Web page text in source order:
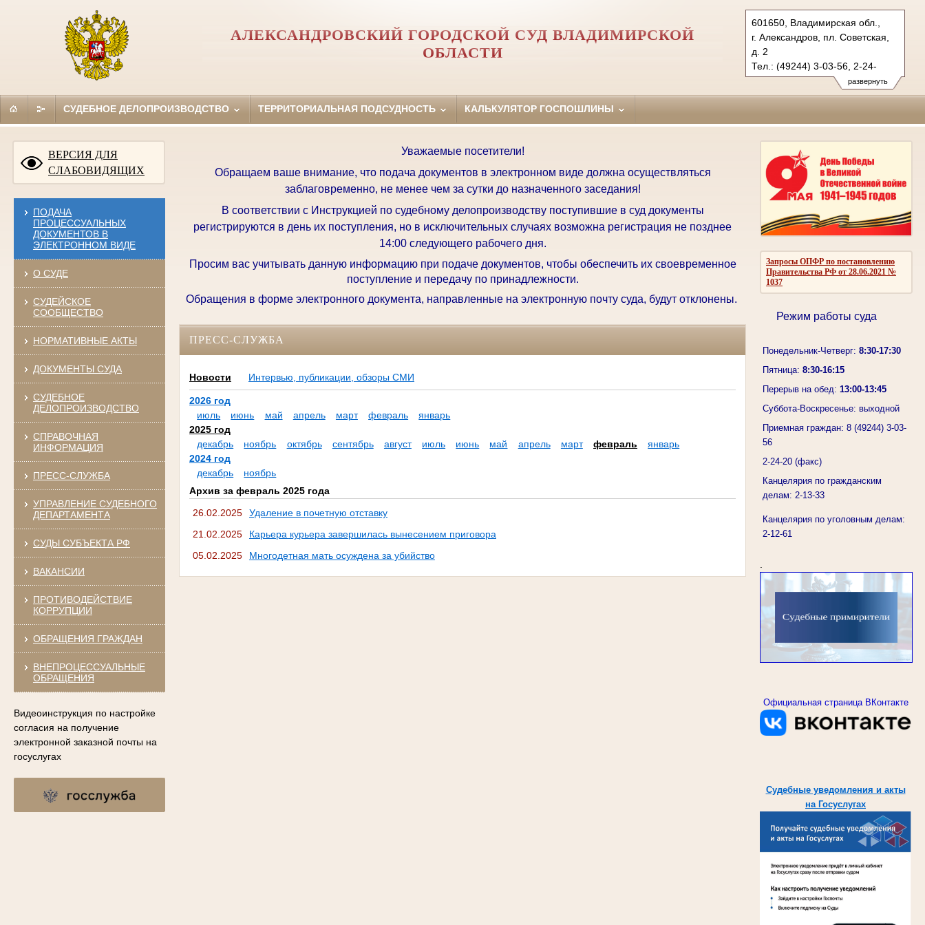
развернуть
601650, Владимирская обл.,
г. Александров, пл. Советская,
д. 2
Тел.: (49244) 3-03-56, 2-24-
20 (ф.)
aleksandrovsky.wld@sudrf.ru
АЛЕКСАНДРОВСКИЙ ГОРОДСКОЙ СУД ВЛАДИМИРСКОЙ
ОБЛАСТИ
СУДЕБНОЕ ДЕЛОПРОИЗВОДСТВО ТЕРРИТОРИАЛЬНАЯ ПОДСУДНОСТЬ КАЛЬКУЛЯТОР ГОСПОШЛИНЫ
ВЕРСИЯ ДЛЯ
СЛАБОВИДЯЩИХ
ПОДАЧА
ПРОЦЕССУАЛЬНЫХ
ДОКУМЕНТОВ В
ЭЛЕКТРОННОМ ВИДЕ
О СУДЕ
СУДЕЙСКОЕ
СООБЩЕСТВО
НОРМАТИВНЫЕ АКТЫ
ДОКУМЕНТЫ СУДА
СУДЕБНОЕ
ДЕЛОПРОИЗВОДСТВО
СПРАВОЧНАЯ
ИНФОРМАЦИЯ
ПРЕСС-СЛУЖБА
УПРАВЛЕНИЕ СУДЕБНОГО
ДЕПАРТАМЕНТА
СУДЫ СУБЪЕКТА РФ
ВАКАНСИИ
ПРОТИВОДЕЙСТВИЕ
КОРРУПЦИИ
ОБРАЩЕНИЯ ГРАЖДАН
ВНЕПРОЦЕССУАЛЬНЫЕ
ОБРАЩЕНИЯ
Видеоинструкция по настройке
согласия на получение
электронной заказной почты на
госуслугах
Запросы ОПФР по постановлению
Правительства РФ от 28.06.2021 №
1037
Режим работы суда
Понедельник-Четверг: 8:30-17:30
Пятница: 8:30-16:15
Перерыв на обед: 13:00-13:45
Суббота-Воскресенье: выходной
Приемная граждан: 8 (49244) 3-03-
56
2-24-20 (факс)
Канцелярия по гражданским
делам: 2-13-33
Канцелярия по уголовным делам:
2-12-61
Официальная страница ВКонтакте
Судебные уведомления и акты
на Госуслугах
Уважаемые посетители!
Обращаем ваше внимание, что подача документов в электронном виде должна осуществляться
заблаговременно, не менее чем за сутки до назначенного заседания!
В соответствии с Инструкцией по судебному делопроизводству поступившие в суд документы
регистрируются в день их поступления, но в исключительных случаях возможна регистрация не позднее
14:00 следующего рабочего дня.
Просим вас учитывать данную информацию при подаче документов, чтобы обеспечить их своевременное
поступление и передачу по принадлежности.
Обращения в форме электронного документа, направленные на электронную почту суда, будут отклонены.
ПРЕСС-СЛУЖБА
Новости Интервью, публикации, обзоры СМИ
2026 год
июль
июнь май апрель март февраль
январь
2025 год
декабрь
ноябрь октябрь сентябрь август июль июнь май апрель март февраль
январь
2024 год
декабрь
ноябрь
Архив за февраль 2025 года
26.02.2025
Удаление в почетную отставку
21.02.2025
Карьера курьера завершилась вынесением приговора
05.02.2025
Многодетная мать осуждена за убийство